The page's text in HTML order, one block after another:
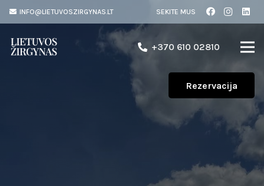
INFO@LIETUVOSZIRGYNAS.LT SEKITE MUS
+370 610 02810
Rezervacija